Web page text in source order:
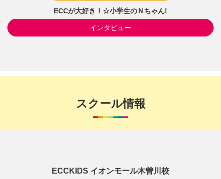
ECCが大好き！☆小学生のＮちゃん!
インタビュー
スクール情報
ECCKIDS イオンモール木曽川校